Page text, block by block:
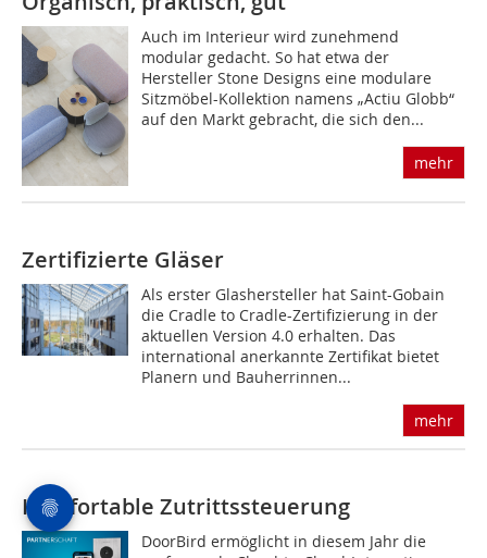
Auch im Interieur wird zunehmend
modular gedacht. So hat etwa der
Hersteller Stone Designs eine modulare
Sitzmöbel-Kollektion namens ­„Actiu Globb“
auf den Markt gebracht, die sich den...
mehr
Zertifizierte Gläser
Als erster Glashersteller hat Saint-Gobain
die ­Cradle to Cradle-Zertifizierung in der
aktuellen Version 4.0 erhalten. Das
international anerkannte Zertifikat bietet
Planern und Bauherrinnen...
mehr
Komfortable Zutrittssteuerung
DoorBird ermöglicht in diesem Jahr die